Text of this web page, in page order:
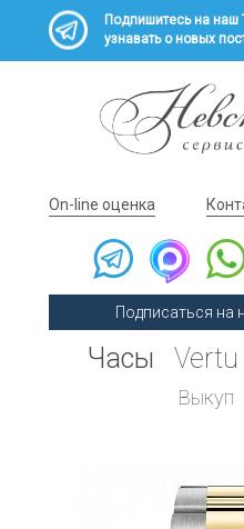
Подпишитесь на наш
узнавать о новых
On-line оценка
Подписаться на
Часы Vertu
Выкуп